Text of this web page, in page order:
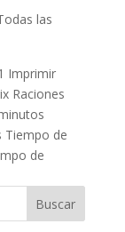
las
Imprimir
Raciones
Tiempo de
de